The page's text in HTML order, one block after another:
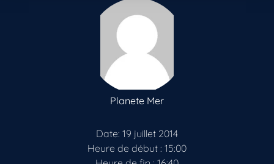
Planete Mer
Date: 19 juillet 2014
Heure de début : 15:00